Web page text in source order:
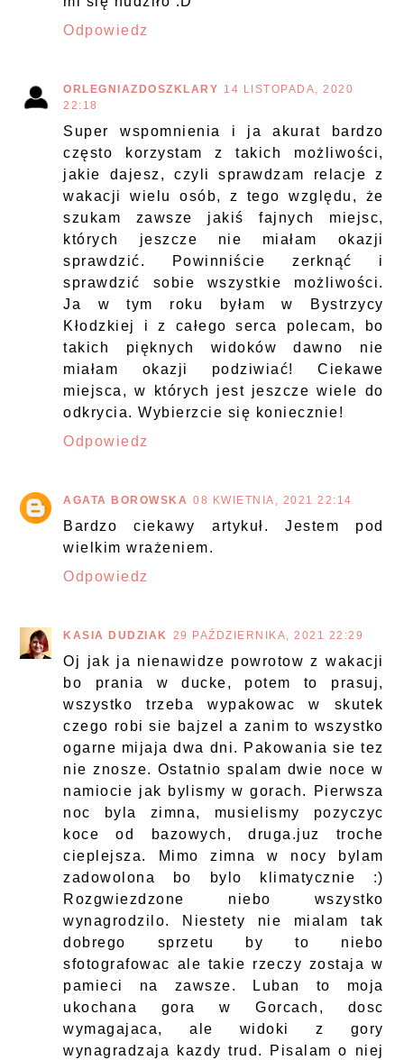
Odpowiedz
ORLEGNIAZDOSZKLARY 14 LISTOPADA, 2020
22:18
Super wspomnienia i ja akurat bardzo
często korzystam z takich możliwości,
jakie dajesz, czyli sprawdzam relacje z
wakacji wielu osób, z tego względu, że
szukam zawsze jakiś fajnych miejsc,
których jeszcze nie miałam okazji
sprawdzić. Powinniście zerknąć i
sprawdzić sobie wszystkie możliwości.
Ja w tym roku byłam w Bystrzycy
Kłodzkiej i z całego serca polecam, bo
takich pięknych widoków dawno nie
miałam okazji podziwiać! Ciekawe
miejsca, w których jest jeszcze wiele do
odkrycia. Wybierzcie się koniecznie!
Odpowiedz
AGATA BOROWSKA 08 KWIETNIA, 2021 22:14
Bardzo ciekawy artykuł. Jestem pod
wielkim wrażeniem.
Odpowiedz
KASIA DUDZIAK 29 PAŹDZIERNIKA, 2021 22:29
Oj jak ja nienawidze powrotow z wakacji
bo prania w ducke, potem to prasuj,
wszystko trzeba wypakowac w skutek
czego robi sie bajzel a zanim to wszystko
ogarne mijaja dwa dni. Pakowania sie tez
nie znosze. Ostatnio spalam dwie noce w
namiocie jak bylismy w gorach. Pierwsza
noc byla zimna, musielismy pozyczyc
koce od bazowych, druga.juz troche
cieplejsza. Mimo zimna w nocy bylam
zadowolona bo bylo klimatycznie :)
Rozgwiezdzone niebo wszystko
wynagrodzilo. Niestety nie mialam tak
dobrego sprzetu by to niebo
sfotografowac ale takie rzeczy zostaja w
pamieci na zawsze. Luban to moja
ukochana gora w Gorcach, dosc
wymagajaca, ale widoki z gory
wynagradzaja kazdy trud. Pisalam o niej